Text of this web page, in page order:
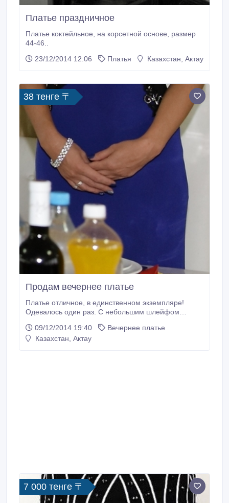
Платье праздничное
Платье коктейльное, на корсетной основе, размер
44-46..
23/12/2014 12:06
Платья Казахстан, Актау
38 тенге 〒
Продам вечернее платье
Платье отличное, в единственном экземпляре!
Одевалось один раз. С небольшим шлейфом
09/12/2014 19:40
Вечернее платье
Казахстан, Актау
7 000 тенге 〒